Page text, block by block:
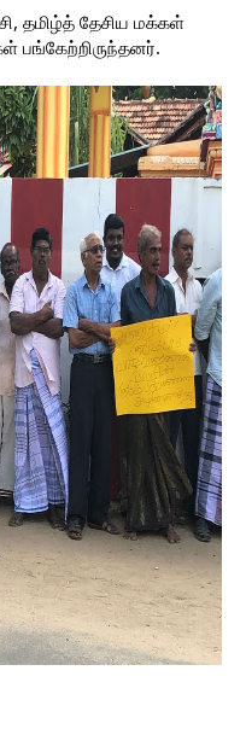
தமிழ்த் தேசிய மக்கள்
பங்கேற்றிருந்தனர்.